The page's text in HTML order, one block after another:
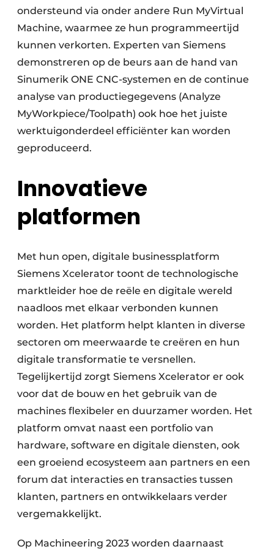
ondersteund via onder andere Run MyVirtual
Machine, waarmee ze hun programmeertijd
kunnen verkorten. Experten van Siemens
demonstreren op de beurs aan de hand van
Sinumerik ONE CNC-systemen en de continue
analyse van productiegegevens (Analyze
MyWorkpiece/Toolpath) ook hoe het juiste
werktuigonderdeel efficiënter kan worden
geproduceerd.
Innovatieve
platformen
Met hun open, digitale businessplatform
Siemens Xcelerator toont de technologische
marktleider hoe de reële en digitale wereld
naadloos met elkaar verbonden kunnen
worden. Het platform helpt klanten in diverse
sectoren om meerwaarde te creëren en hun
digitale transformatie te versnellen.
Tegelijkertijd zorgt Siemens Xcelerator er ook
voor dat de bouw en het gebruik van de
machines flexibeler en duurzamer worden. Het
platform omvat naast een portfolio van
hardware, software en digitale diensten, ook
een groeiend ecosysteem aan partners en een
forum dat interacties en transacties tussen
klanten, partners en ontwikkelaars verder
vergemakkelijkt.
Op Machineering 2023 worden daarnaast